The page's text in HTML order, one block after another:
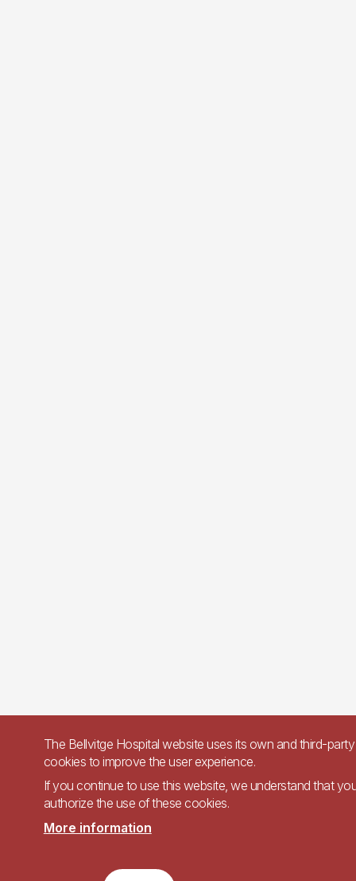
The Bellvitge Hospital website uses its own and third-party
cookies to improve the user experience.
If you continue to use this website, we understand that
authorize the use of these cookies.
More information